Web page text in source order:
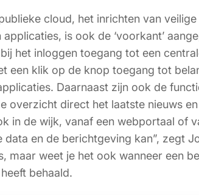
cloud, het inrichten van
is ook de ‘voorkant’
het inloggen toegang tot een
een klik op de knop toegang tot
Daarnaast zijn ook de
overzicht direct het laatste nieuws
in de wijk, vanaf een webportaal of
en de berichtgeving kan”, zegt
maar weet je het ook wanneer een
behaald.